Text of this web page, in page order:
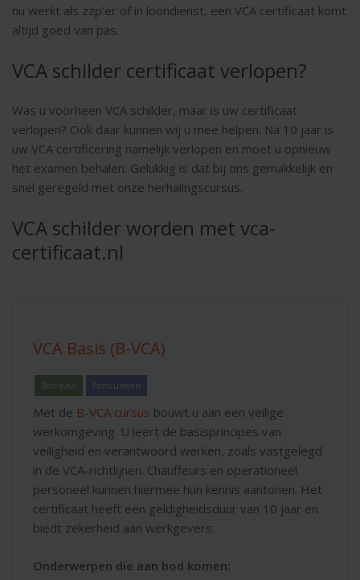
nu werkt als zzp’er of in loondienst, een VCA certificaat komt
altijd goed van pas.
VCA schilder certificaat verlopen?
Was u voorheen VCA schilder, maar is uw certificaat
verlopen? Ook daar kunnen wij u mee helpen. Na 10 jaar is
uw VCA certificering namelijk verlopen en moet u opnieuw
het examen behalen. Gelukkig is dat bij ons gemakkelijk en
snel geregeld met onze herhalingscursus.
VCA schilder worden met vca-
certificaat.nl
VCA Basis (B-VCA)
Bedrijven Particulieren
Met de B-VCA cursus bouwt u aan een veilige
werkomgeving. U leert de basisprincipes van
veiligheid en verantwoord werken, zoals vastgelegd
in de VCA-richtlijnen. Chauffeurs en operationeel
personeel kunnen hiermee hun kennis aantonen. Het
certificaat heeft een geldigheidsduur van 10 jaar en
biedt zekerheid aan werkgevers.
Onderwerpen die aan bod komen: